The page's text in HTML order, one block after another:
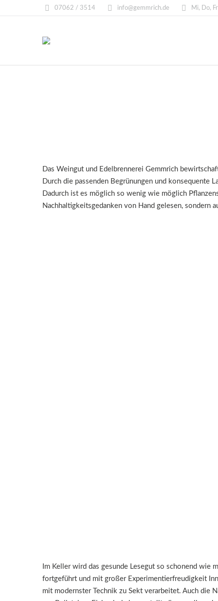
07062 / 3514 info@gemmrich.de Mi, Do,
Das Weingut und Edelbrennerei Gemmrich
Durch die passenden Begrünungen und konsequente
Dadurch ist es möglich so wenig wie möglich
Nachhaltigkeitsgedanken von Hand gelesen, sondern
Im Keller wird das gesunde Lesegut so schonend wie
fortgeführt und mit großer Experimentierfreudigkeit
mit modernster Technik zu Sekt verarbeitet. Auch die